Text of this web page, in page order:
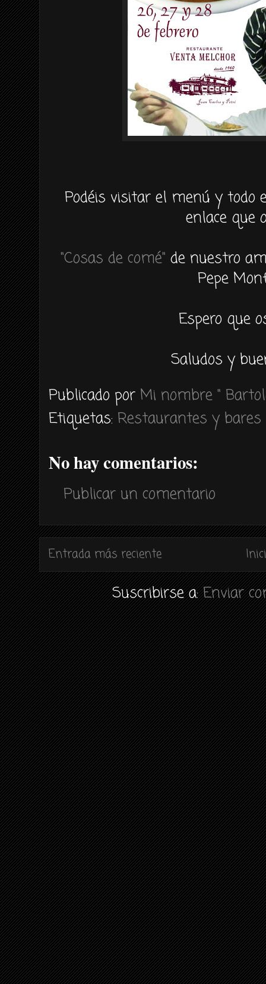
Podéis visitar el menú y todo
enlace que
"Cosas decomé" de nuestro
Pepe
Espero que
Saludos y
Publicado por Mi nombre "
Etiquetas: Restaurantes y bares
No hay comentarios:
Publicar un comentario
Entrada más reciente
Suscribirse a:Enviar